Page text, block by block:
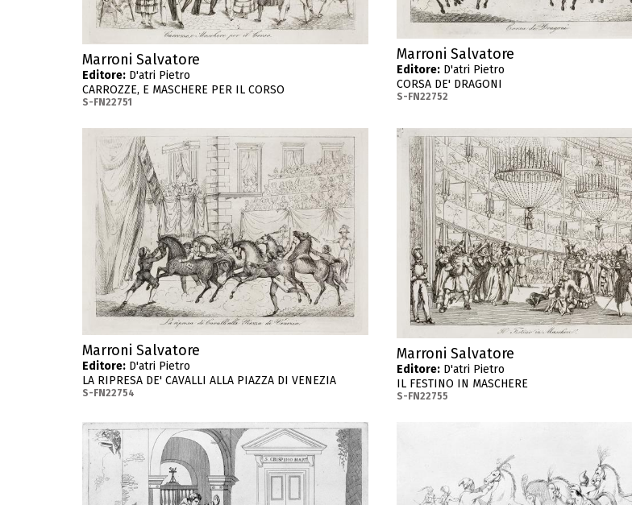
Marroni Salvatore
Editore: D'atri Pietro
CARROZZE, E MASCHERE PER IL CORSO
S-FN22751
Marroni Salvatore
Editore: D'atri Pietro
CORSA DE' DRAGONI
S-FN22752
Marroni Salvatore
Editore: D'atri Pietro
LA RIPRESA DE' CAVALLI ALLA PIAZZA DI VENEZIA
S-FN22754
Marroni Salvatore
Editore: D'atri Pietro
IL FESTINO IN MASCHERE
S-FN22755